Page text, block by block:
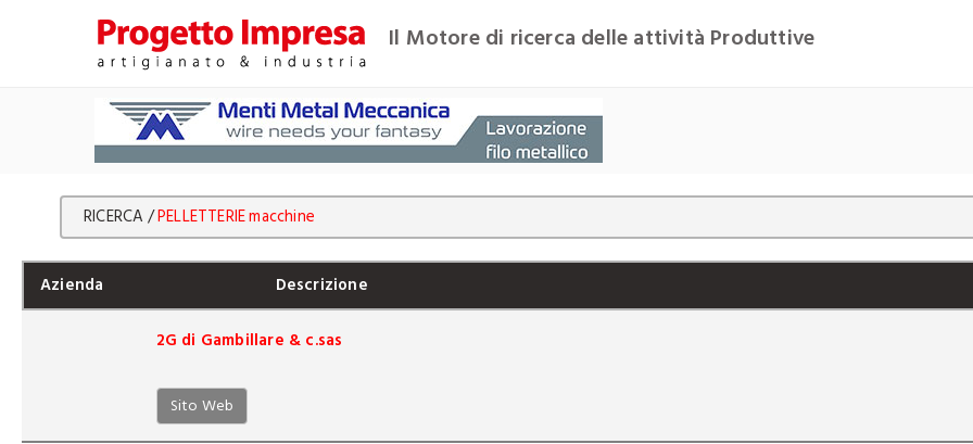
Il Motore di ricerca delle attività Produttive
RICERCA /PELLETTERIE macchine
Azienda Descrizione
2G di Gambillare & c.sas
Sito Web